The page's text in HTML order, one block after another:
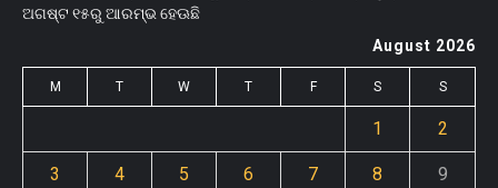
ଅଗଷ୍ଟ ୧୫ରୁ ଆରମ୍ଭ ହେଊଛି
August 2026
M T W T F S S
1 2
3 4 5 6 7 8 9